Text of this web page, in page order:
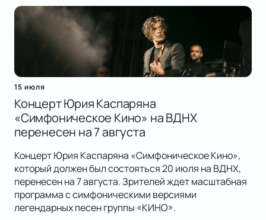
15 июля
Концерт Юрия Каспаряна
«Симфоническое Кино» на ВДНХ
перенесен на 7 августа
Концерт Юрия Каспаряна «Симфоническое Кино»,
который должен был состояться 20 июля на ВДНХ,
перенесен на 7 августа. Зрителей ждет масштабная
программа с симфоническими версиями
легендарных песен группы «КИНО».